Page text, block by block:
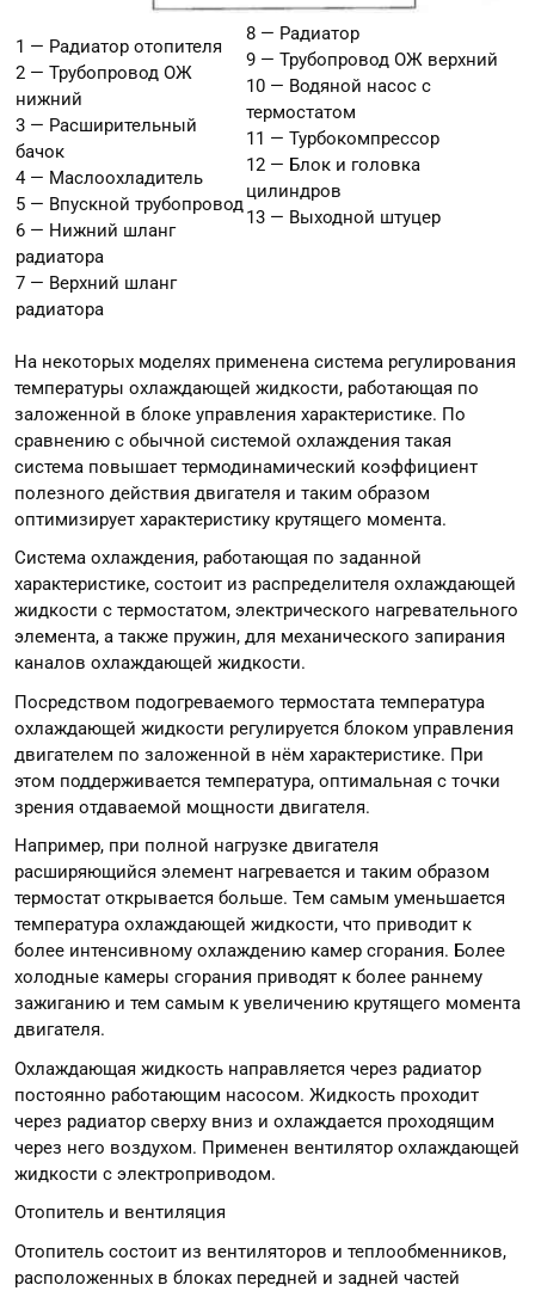
1 — Радиатор отопителя
2 — Трубопровод ОЖ
нижний
3 — Расширительный
бачок
4 — Маслоохладитель
5 — Впускной трубопровод
6 — Нижний шланг
радиатора
7 — Верхний шланг
радиатора
8 — Радиатор
9 — Трубопровод ОЖ верхний
10 — Водяной насос с
термостатом
11 — Турбокомпрессор
12 — Блок и головка
цилиндров
13 — Выходной штуцер
На некоторых моделях применена система регулирования
температуры охлаждающей жидкости, работающая по
заложенной в блоке управления характеристике. По
сравнению с обычной системой охлаждения такая
система повышает термодинамический коэффициент
полезного действия двигателя и таким образом
оптимизирует характеристику крутящего момента.
Система охлаждения, работающая по заданной
характеристике, состоит из распределителя охлаждающей
жидкости с термостатом, электрического нагревательного
элемента, а также пружин, для механического запирания
каналов охлаждающей жидкости.
Посредством подогреваемого термостата температура
охлаждающей жидкости регулируется блоком управления
двигателем по заложенной в нём характеристике. При
этом поддерживается температура, оптимальная с точки
зрения отдаваемой мощности двигателя.
Например, при полной нагрузке двигателя
расширяющийся элемент нагревается и таким образом
термостат открывается больше. Тем самым уменьшается
температура охлаждающей жидкости, что приводит к
более интенсивному охлаждению камер сгорания. Более
холодные камеры сгорания приводят к более раннему
зажиганию и тем самым к увеличению крутящего момента
двигателя.
Охлаждающая жидкость направляется через радиатор
постоянно работающим насосом. Жидкость проходит
через радиатор сверху вниз и охлаждается проходящим
через него воздухом. Применен вентилятор охлаждающей
жидкости с электроприводом.
Отопитель и вентиляция
Отопитель состоит из вентиляторов и теплообменников,
расположенных в блоках передней и задней частей